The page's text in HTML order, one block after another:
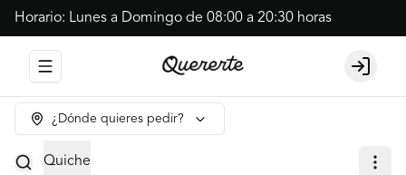
Horario: Lunes a Domingo de 08:00 a 20:30 horas
Abrir menu de navegación Login
¿Dónde quieres pedir?
Quiche